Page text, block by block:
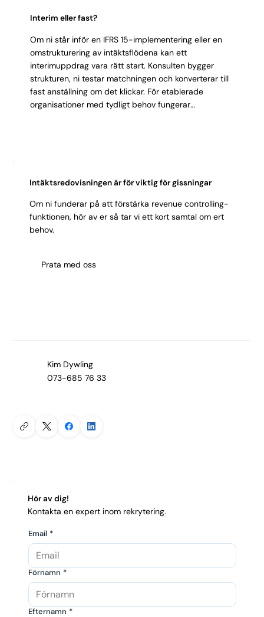
Interim eller fast?
Om ni står inför en IFRS 15-implementering eller en
omstrukturering av intäktsflödena kan ett
interimuppdrag vara rätt start. Konsulten bygger
strukturen, ni testar matchningen och konverterar till
fast anställning om det klickar. För etablerade
organisationer med tydligt behov fungerar
Intäktsredovisningen är för viktig för gissningar
Om ni funderar på att förstärka revenue controlling-
funktionen, hör av er så tar vi ett kort samtal om ert
behov.
Prata med oss
Kim Dywling
073-685 76 33
Hör av dig!
Kontakta en expert inom rekrytering.
Email *
Förnamn *
Efternamn *